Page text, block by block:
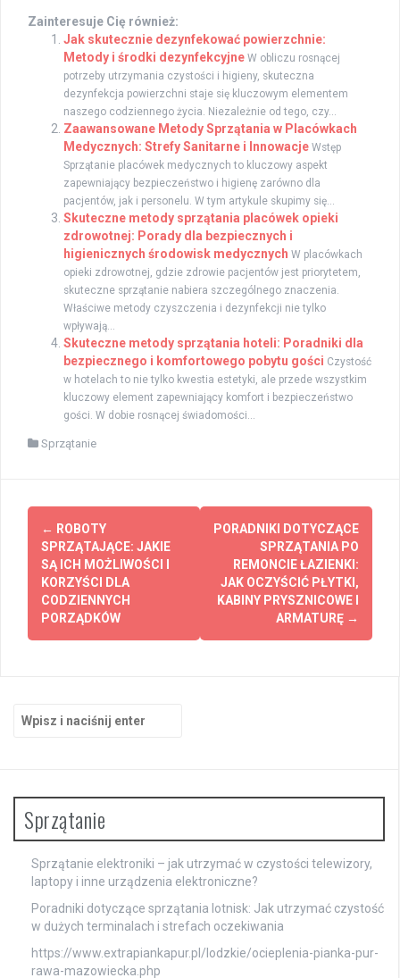
Zainteresuje Cię również:
Jak skutecznie dezynfekować powierzchnie:
Metody i środki dezynfekcyjne W obliczu rosnącej
potrzeby utrzymania czystości i higieny, skuteczna
dezynfekcja powierzchni staje się kluczowym elementem
naszego codziennego życia. Niezależnie od tego, czy...
Zaawansowane Metody Sprzątania w Placówkach
Medycznych: Strefy Sanitarne i Innowacje Wstęp
Sprzątanie placówek medycznych to kluczowy aspekt
zapewniający bezpieczeństwo i higienę zarówno dla
pacjentów, jak i personelu. W tym artykule skupimy się...
Skuteczne metody sprzątania placówek opieki
zdrowotnej: Porady dla bezpiecznych i
higienicznych środowisk medycznych W placówkach
opieki zdrowotnej, gdzie zdrowie pacjentów jest priorytetem,
skuteczne sprzątanie nabiera szczególnego znaczenia.
Właściwe metody czyszczenia i dezynfekcji nie tylko
wpływają...
Skuteczne metody sprzątania hoteli: Poradniki dla
bezpiecznego i komfortowego pobytu gości Czystość
w hotelach to nie tylko kwestia estetyki, ale przede wszystkim
kluczowy element zapewniający komfort i bezpieczeństwo
gości. W dobie rosnącej świadomości...
Sprzątanie
Zobacz
wpisy
← ROBOTY
SPRZĄTAJĄCE: JAKIE
SĄ ICH MOŻLIWOŚCI I
KORZYŚCI DLA
CODZIENNYCH
PORZĄDKÓW
PORADNIKI DOTYCZĄCE
SPRZĄTANIA PO
REMONCIE ŁAZIENKI:
JAK OCZYŚCIĆ PŁYTKI,
KABINY PRYSZNICOWE I
ARMATURĘ →
Szukaj:
Sprzątanie
Sprzątanie elektroniki – jak utrzymać w czystości telewizory,
laptopy i inne urządzenia elektroniczne?
Poradniki dotyczące sprzątania lotnisk: Jak utrzymać czystość
w dużych terminalach i strefach oczekiwania
https://www.extrapiankapur.pl/lodzkie/ocieplenia-pianka-pur-
rawa-mazowiecka.php